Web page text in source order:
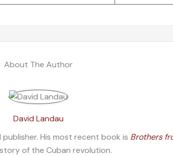
About The Author
David Landau
His most recent book is Brothers
of the Cuban revolution.